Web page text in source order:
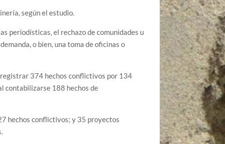
según el estudio.
periodísticas, el rechazo de comunidades u
o bien, una toma de oficinas o
374 hechos conflictivos por 134
contabilizarse 188 hechos de
hechos conflictivos; y 35 proyectos